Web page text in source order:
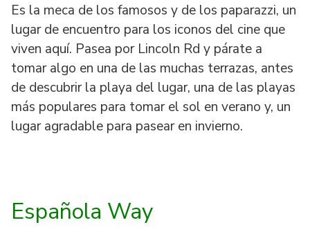
Es la meca de los famosos y de los paparazzi, un
lugar de encuentro para los iconos del cine que
viven aquí. Pasea por Lincoln Rd y párate a
tomar algo en una de las muchas terrazas, antes
de descubrir la playa del lugar, una de las playas
más populares para tomar el sol en verano y, un
lugar agradable para pasear en invierno.
Española Way